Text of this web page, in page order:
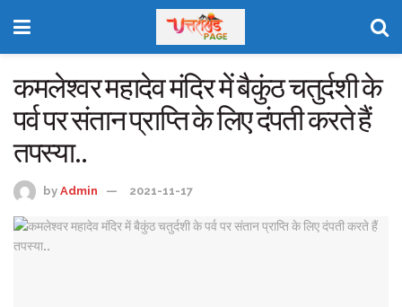
कमलेश्वर महादेव मंदिर में बैकुंठ चतुर्दशी के
पर्व पर संतान प्राप्ति के लिए दंपती करते हैं
तपस्या..
by Admin 2021-11-17